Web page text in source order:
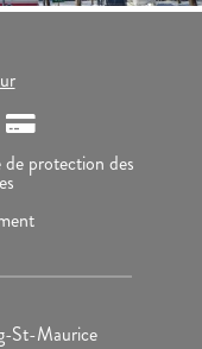
de protection des
St-Maurice